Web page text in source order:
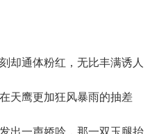
通体粉红，无比丰满诱人
天鹰更加狂风暴雨的抽差
出一声娇吟，那一双玉腿抬